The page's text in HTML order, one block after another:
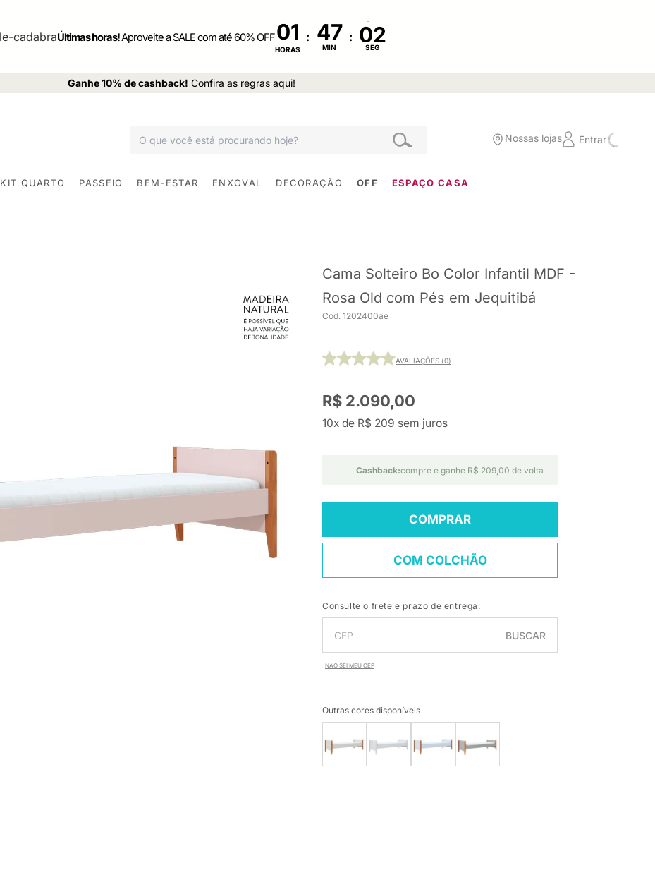
Últimas horas!Aproveite a SALE com até 60% OFF01
HORAS
:
MIN
:
SEG
Ganhe 10% de cashback! Confira as regras aqui!
Nossas lojas Entrar
KIT QUARTO PASSEIO BEM-ESTAR ENXOVAL DECORAÇÃO OFF ESPAÇO CASA
Cama Solteiro Bo Color Infantil MDF -
Rosa Old com Pés em Jequitibá
Cod. 1202400ae
AVALIAÇÕES (0)
R$ 2.090,00
10x de R$ 209 sem juros
Cashback:compre e ganhe R$ 209,00 de volta
COMPRAR
COM COLCHÃO
Consulte o frete e prazo de entrega:
BUSCAR
NÃO SEI MEU CEP
Outras cores disponíveis